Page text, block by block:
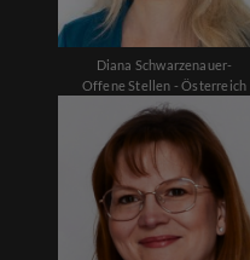
Diana Schwarzenauer-
Offene Stellen - Österreich